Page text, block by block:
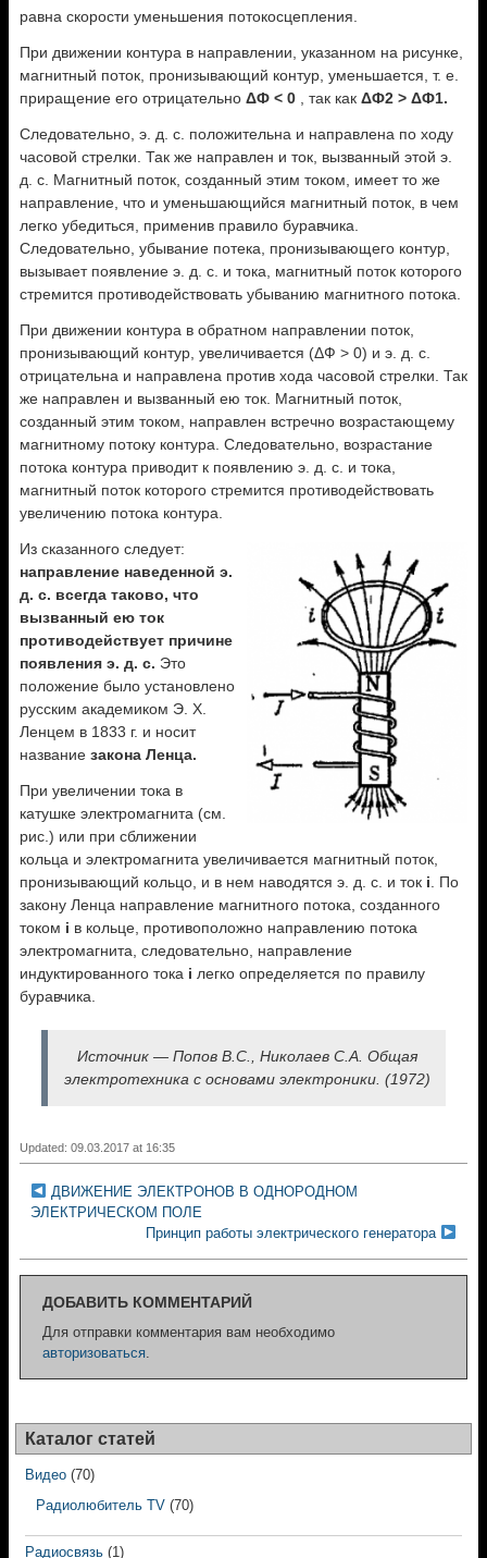
равна скорости уменьшения потокосцепления.
При движении контура в направлении, указанном на рисунке,
магнитный поток, пронизывающий контур, уменьшается, т. е.
приращение его отрицательно ΔФ < 0 , так как ΔФ2 > ΔФ1.
Следовательно, э. д. с. положительна и направлена по ходу
часовой стрелки. Так же направлен и ток, вызванный этой э.
д. с. Магнитный поток, созданный этим током, имеет то же
направление, что и уменьшающийся магнитный поток, в чем
легко убедиться, применив правило буравчика.
Следовательно, убывание потека, пронизывающего контур,
вызывает появление э. д. с. и тока, магнитный поток которого
стремится противодействовать убыванию магнитного потока.
При движении контура в обратном направлении поток,
пронизывающий контур, увеличивается (ΔФ > 0) и э. д. с.
отрицательна и направлена против хода часовой стрелки. Так
же направлен и вызванный ею ток. Магнитный поток,
созданный этим током, направлен встречно возрастающему
магнитному потоку контура. Следовательно, возрастание
потока контура приводит к появлению э. д. с. и тока,
магнитный поток которого стремится противодействовать
увеличению потока контура.
Из сказанного следует:
направление наведенной э.
д. с. всегда таково, что
вызванный ею ток
противодействует причине
появления э. д. с. Это
положение было установлено
русским академиком Э. X.
Ленцем в 1833 г. и носит
название закона Ленца.
При увеличении тока в
катушке электромагнита (см.
рис.) или при сближении
кольца и электромагнита увеличивается магнитный поток,
пронизывающий кольцо, и в нем наводятся э. д. с. и ток i . По
закону Ленца направление магнитного потока, созданного
током i в кольце, противоположно направлению потока
электромагнита, следовательно, направление
индуктированного тока i легко определяется по правилу
буравчика.
Источник — Попов В.С., Николаев С.А. Общая
электротехника с основами электроники. (1972)
Updated: 09.03.2017 at 16:35
ДВИЖЕНИЕ ЭЛЕКТРОНОВ В ОДНОРОДНОМ
ЭЛЕКТРИЧЕСКОМ ПОЛЕ
Принцип работы электрического генератора
ДОБАВИТЬ КОММЕНТАРИЙ
Для отправки комментария вам необходимо
авторизоваться.
Каталог статей
Видео (70)
Радиолюбитель TV (70)
Радиосвязь (1)